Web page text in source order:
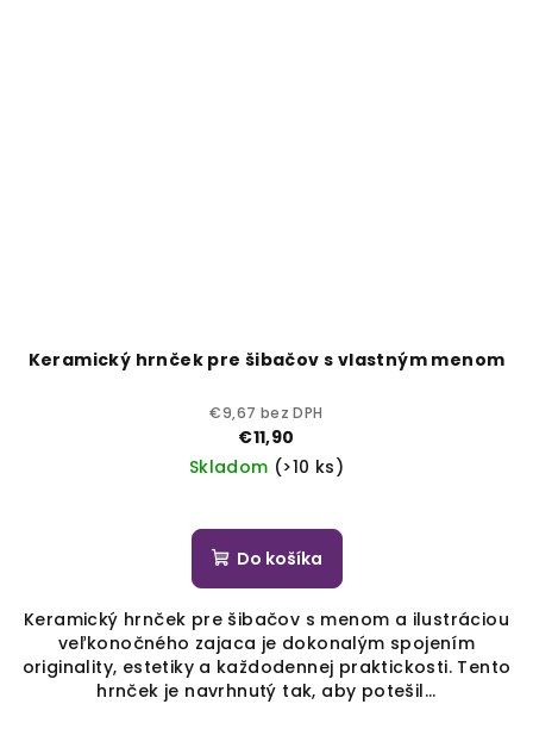
Keramický hrnček pre šibačov s vlastným menom
€9,67 bez DPH
€11,90
Skladom (>10 ks)
Do košíka
Keramický hrnček pre šibačov s menom a ilustráciou
veľkonočného zajaca je dokonalým spojením
originality, estetiky a každodennej praktickosti. Tento
hrnček je navrhnutý tak, aby potešil...